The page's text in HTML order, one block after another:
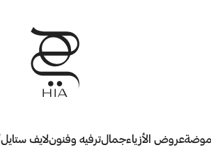
موضةعروض الأزياءجمالترفيه وفنونلايف ستايل